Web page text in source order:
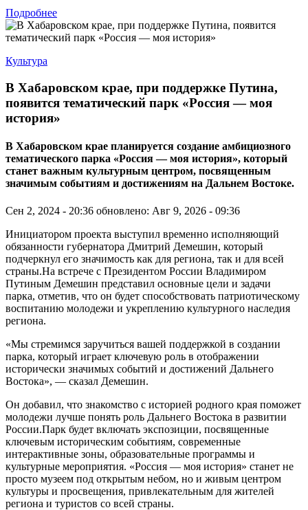
Подробнее
Культура
В Хабаровском крае, при поддержке Путина,
появится тематический парк «Россия — моя
история»
В Хабаровском крае планируется создание амбициозного
тематического парка «Россия — моя история», который
станет важным культурным центром, посвященным
значимым событиям и достижениям на Дальнем Востоке.
Сен 2, 2024 - 20:36 обновлено: Авг 9, 2026 - 09:36
Инициатором проекта выступил временно исполняющий
обязанности губернатора Дмитрий Демешин, который
подчеркнул его значимость как для региона, так и для всей
страны.На встрече с Президентом России Владимиром
Путиным Демешин представил основные цели и задачи
парка, отметив, что он будет способствовать патриотическому
воспитанию молодежи и укреплению культурного наследия
региона.
«Мы стремимся заручиться вашей поддержкой в создании
парка, который играет ключевую роль в отображении
исторически значимых событий и достижений Дальнего
Востока», — сказал Демешин.
Он добавил, что знакомство с историей родного края поможет
молодежи лучше понять роль Дальнего Востока в развитии
России.Парк будет включать экспозиции, посвященные
ключевым историческим событиям, современные
интерактивные зоны, образовательные программы и
культурные мероприятия. «Россия — моя история» станет не
просто музеем под открытым небом, но и живым центром
культуры и просвещения, привлекательным для жителей
региона и туристов со всей страны.